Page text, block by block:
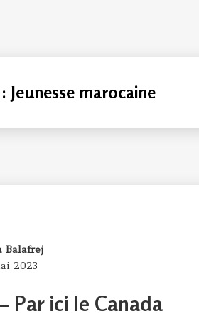
Jeunesse marocaine
Balafrej
2023
Par ici le Canada